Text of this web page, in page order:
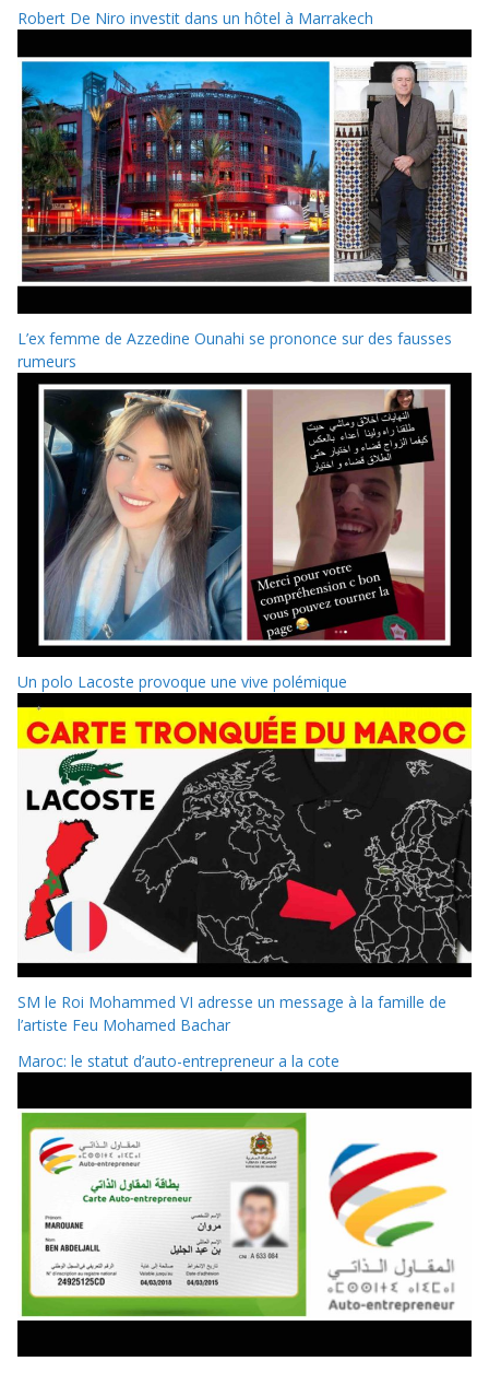
Robert De Niro investit dans un hôtel à Marrakech
L’ex femme de Azzedine Ounahi se prononce sur des fausses
rumeurs
Un polo Lacoste provoque une vive polémique
SM le Roi Mohammed VI adresse un message à la famille de
l’artiste Feu Mohamed Bachar
Maroc: le statut d’auto-entrepreneur a la cote